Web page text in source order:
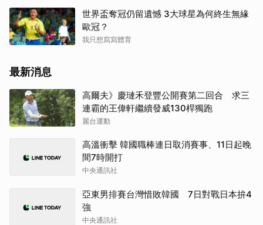
世界盃奪冠仍留遺憾 3大球星為何終生無緣
歐冠？
我只想寫寫體育
最新消息
高爾夫》慶璉禾登豐公開賽第二回合 求三
連霸的王偉軒繼續發威130桿獨跑
麗台運動
高溫衝擊 韓國職棒連日取消賽事、11日起晚
間7時開打
中央通訊社
亞東男排賽台灣惜敗韓國 7日對戰日本拚4
強
中央通訊社